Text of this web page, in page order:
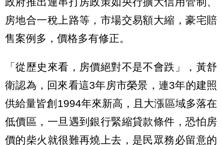
房地合一稅上路等，市場交易額大縮，豪宅賠
售案例多，價格多有修正。
「從歷史來看，房價絕對不是不會跌」，黃舒
衛認為，回來看這3年房市榮景，連3年的建照
供給量皆創1994年來新高，且大漲區域多落在
低價區，一旦遇到銀行緊縮貸款條件，恐怕房
價的柴火就很難再燒上去，是民眾務必留意的